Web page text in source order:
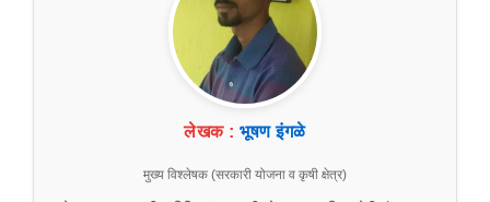
लेखक : भूषण इंगळे
मुख्य विश्लेषक (सरकारी योजना व कृषी क्षेत्र)